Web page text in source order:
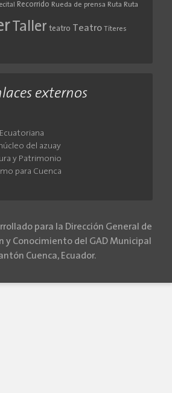
Recorrido Rueda de prensa Ruta Ruta
Taller teatro Teatro Títeres
externos
del azuay
y Patrimonio
para Cuenca
para la Dirección General de
y Conocimiento del GAD Municipal
Cuenca, Ecuador.